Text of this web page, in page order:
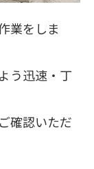
業をしま
う迅速・丁
確認いただ